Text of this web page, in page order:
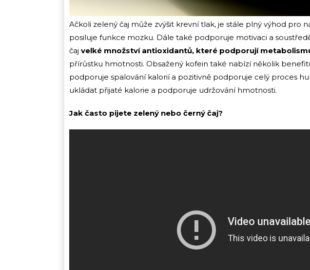
Ačkoli zelený čaj může zvýšit krevní tlak, je stále plný výhod pro
posiluje funkce mozku. Dále také podporuje motivaci a
čaj velké množství antioxidantů, které podporují
přírůstku hmotnosti. Obsažený kofein také nabízí několik
podporuje spalování kalorií a pozitivně podporuje celý proces
ukládat přijaté kalorie a podporuje udržování hmotnosti.
Jak často pijete zelený nebo černý čaj?